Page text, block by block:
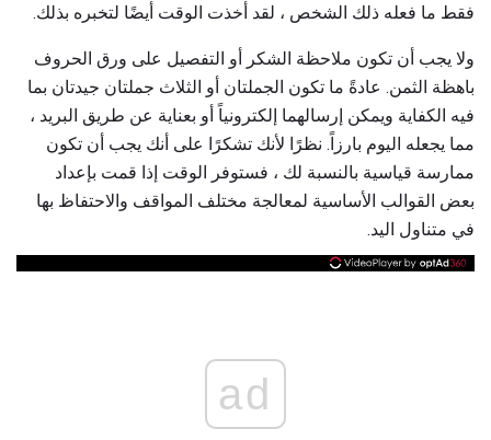
فقط ما فعله ذلك الشخص ، لقد أخذت الوقت أيضًا لتخبره بذلك.
ولا يجب أن تكون ملاحظة الشكر أو التفصيل على ورق الحروف
باهظة الثمن. عادةً ما تكون الجملتان أو الثلاث جملتان جيدتان بما
فيه الكفاية ويمكن إرسالهما إلكترونياً أو بعناية عن طريق البريد ،
مما يجعله اليوم بارزاً. نظرًا لأنك تشكرًا على أنك يجب أن تكون
ممارسة قياسية بالنسبة لك ، فستوفر الوقت إذا قمت بإعداد
بعض القوالب الأساسية لمعالجة مختلف المواقف والاحتفاظ بها
في متناول اليد.
ad